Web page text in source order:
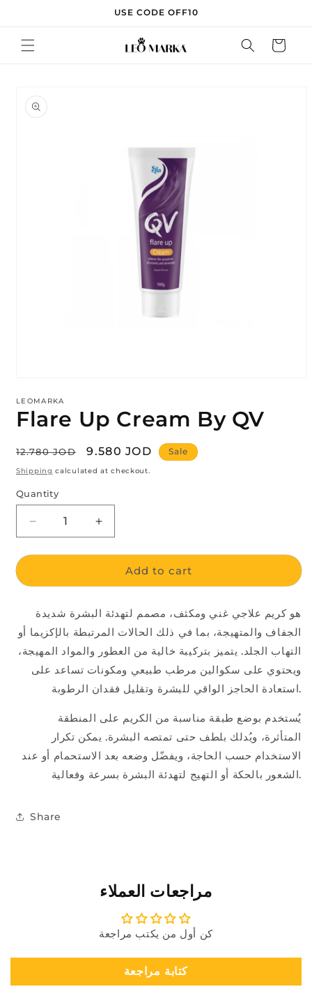
USE CODE OFF10
Cart
product
information
1
in
modal
LEOMARKA
Flare Up Cream By QV
Regular
price
12.780 JOD
Sale
price
9.580 JOD Sale
Shipping calculated at checkout.
Quantity
Decrease
quantity
for
Up
By
QV
Increase
quantity
for
Flare
Up
By
QV
Add to cart
الجفاف والمتهيجة، بما في ذلك الحالات المرتبطة بالإكزيما أو
التهاب الجلد. يتميز بتركيبة خالية من العطور والمواد المهيجة،
ويحتوي على سكوالين مرطب طبيعي ومكونات تساعد على
استعادة الحاجز الواقي للبشرة وتقليل فقدان الرطوبة.
يُستخدم بوضع طبقة مناسبة من الكريم على المنطقة
المتأثرة، ويُدلك بلطف حتى تمتصه البشرة. يمكن تكرار
الاستخدام حسب الحاجة، ويفضّل وضعه بعد الاستحمام أو عند
الشعور بالحكة أو التهيج لتهدئة البشرة بسرعة وفعالية.
Share
مراجعات العملاء
كن أول من يكتب مراجعة
كتابة مراجعة